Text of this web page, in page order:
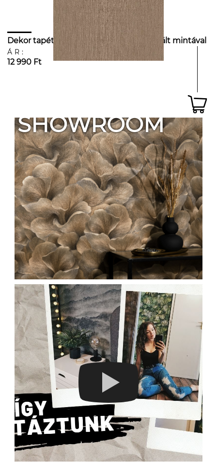
Dekor tapéta enyhén csillámos struktárált mintával
ÁR:
12 990 Ft
SHOWROOM